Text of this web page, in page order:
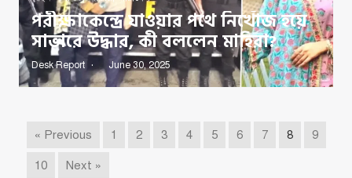
পরীক্ষাকেন্দ্রে যাওয়ার পথে নিখোঁজ হয়ে
সাভারে উদ্ধার, কী বললেন মাহিরা?
Desk Report June 30, 2025
« Previous 1 2 3 4 5 6 7 8 9
10 Next »